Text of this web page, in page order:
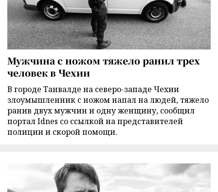
Мужчина с ножом тяжело ранил трех
человек в Чехии
В городе Танвалде на северо-западе Чехии
злоумышленник с ножом напал на людей, тяжело
ранив двух мужчин и одну женщину, сообщил
портал Idnes со ссылкой на представителей
полиции и скорой помощи.